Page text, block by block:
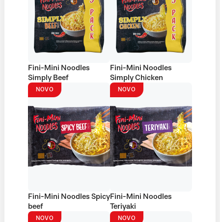
Fini-Mini Noodles
Simply Beef
Fini-Mini Noodles
Simply Chicken
NOVO
Fini-Mini Noodles Spicy
beef
NOVO
Fini-Mini Noodles
Teriyaki
NOVO NOVO